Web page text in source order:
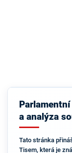
a analýza
Tato stránka
Tisem, která je